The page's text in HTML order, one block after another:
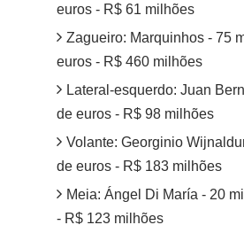
euros - R$ 61 milhões
Zagueiro: Marquinhos - 75
euros - R$ 460 milhões
Lateral-esquerdo: Juan
de euros - R$ 98 milhões
Volante: Georginio
de euros - R$ 183 milhões
Meia: Ángel Di María - 20
- R$ 123 milhões